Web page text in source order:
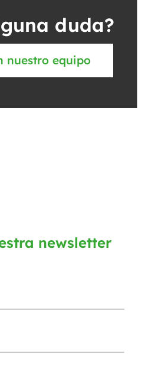
duda?
nuestro equipo
newsletter